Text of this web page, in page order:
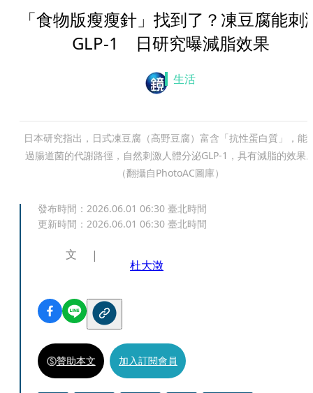
「食物版瘦瘦針」找到了？凍豆腐能刺
GLP-1 日研究曝減脂效果
生活
日本研究指出，日式凍豆腐（高野豆腐）富含「抗性蛋白質」，能
過腸道菌的代謝路徑，自然刺激人體分泌GLP-1，具有減脂的效果
（翻攝自PhotoAC圖庫）
發布時間： 2026.06.01 06:30 臺北時間
更新時間： 2026.06.01 06:30 臺北時間
文
杜大澂
贊助本文 加入訂閱會員